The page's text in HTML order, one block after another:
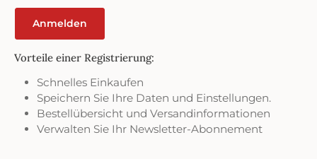
Anmelden
Vorteile einer Registrierung:
Schnelles Einkaufen
Speichern Sie Ihre Daten und Einstellungen.
Bestellübersicht und Versandinformationen
Verwalten Sie Ihr Newsletter-Abonnement